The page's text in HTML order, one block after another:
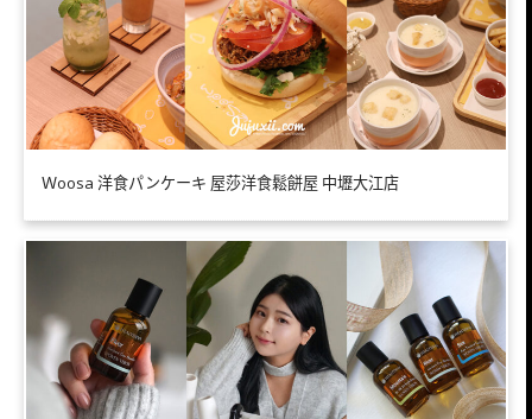
Ｗoosa 洋食パンケーキ 屋莎洋食鬆餅屋 中壢大江店